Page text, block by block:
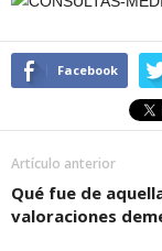
Facebook
Artículo anterior
Qué fue de
valoraciones